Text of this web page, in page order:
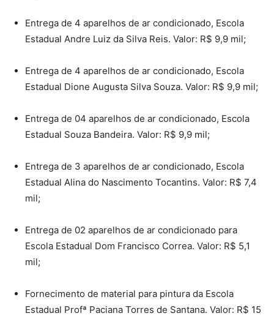
Entrega de 4 aparelhos de ar condicionado, Escola
Estadual Andre Luiz da Silva Reis. Valor: R$ 9,9 mil;
Entrega de 4 aparelhos de ar condicionado, Escola
Estadual Dione Augusta Silva Souza. Valor: R$ 9,9 mil;
Entrega de 04 aparelhos de ar condicionado, Escola
Estadual Souza Bandeira. Valor: R$ 9,9 mil;
Entrega de 3 aparelhos de ar condicionado, Escola
Estadual Alina do Nascimento Tocantins. Valor: R$ 7,4
mil;
Entrega de 02 aparelhos de ar condicionado para
Escola Estadual Dom Francisco Correa. Valor: R$ 5,1
mil;
Fornecimento de material para pintura da Escola
Estadual Profª Paciana Torres de Santana. Valor: R$ 15